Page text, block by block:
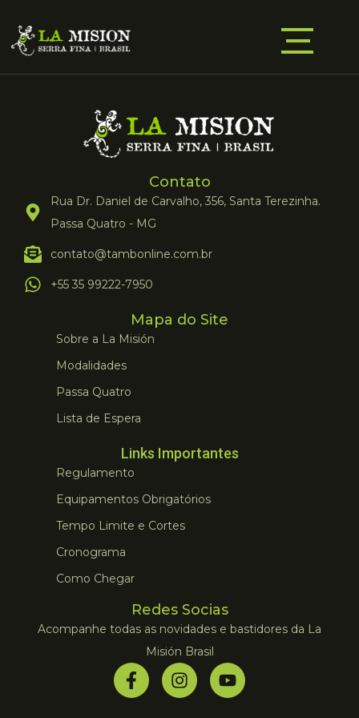
Contato
Rua Dr. Daniel de Carvalho, 356, Santa Terezinha.
Passa Quatro - MG
contato@tambonline.com.br
+55 35 99222-7950
Mapa do Site
Sobre a La Misión
Modalidades
Passa Quatro
Lista de Espera
Links Importantes
Regulamento
Equipamentos Obrigatórios
Tempo Limite e Cortes
Cronograma
Como Chegar
Redes Socias
Acompanhe todas as novidades e bastidores da La
Misión Brasil